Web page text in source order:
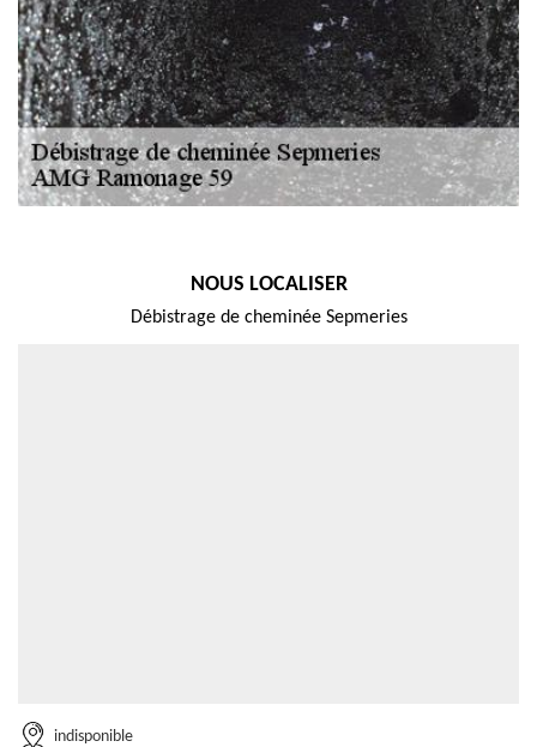
NOUS LOCALISER
Débistrage de cheminée Sepmeries
indisponible